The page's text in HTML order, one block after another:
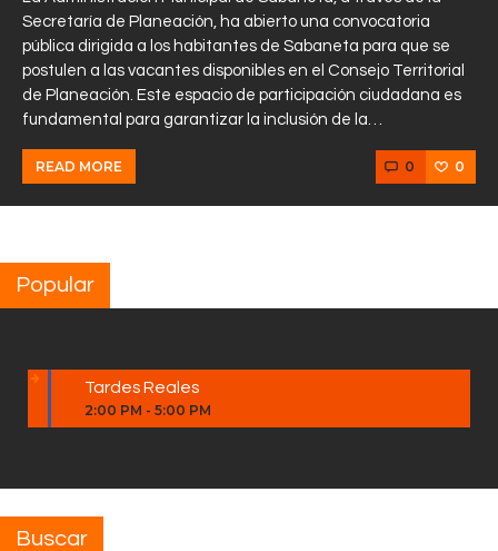
Secretaría de Planeación, ha abierto una convocatoria
pública dirigida a los habitantes de Sabaneta para que se
postulen a las vacantes disponibles en el Consejo Territorial
de Planeación. Este espacio de participación ciudadana es
fundamental para garantizar la inclusión de la…
READ MORE 0 0
Popular
Tardes Reales
2:00 PM - 5:00 PM
Buscar